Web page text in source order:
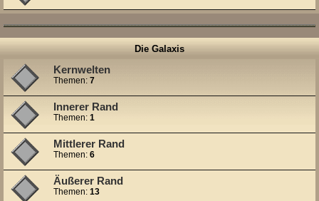
Die Galaxis
Kernwelten
Themen: 7
Innerer Rand
Themen: 1
Mittlerer Rand
Themen: 6
Äußerer Rand
Themen: 13